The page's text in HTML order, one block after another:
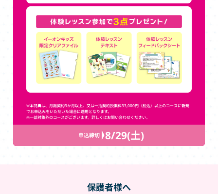
※本特典は、月謝契約3か月以上、又は一括契約授業料33,000円（税込）以上のコースに新規
でお申込みをいただいた場合に適用となります。
※一部対象外のコースがございます。詳しくはお問い合わせください。
申込締切 8/29(土)
保護者様へ